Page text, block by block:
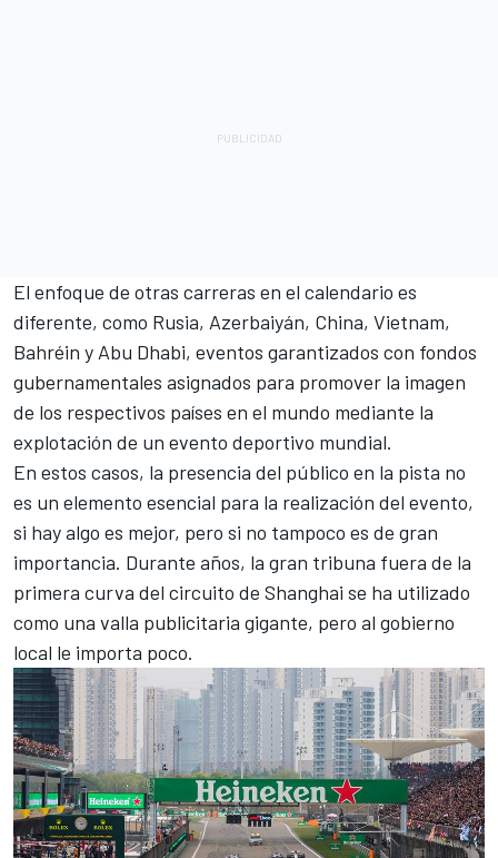
El enfoque de otras carreras en el calendario es
diferente, como Rusia, Azerbaiyán, China, Vietnam,
Bahréin y Abu Dhabi, eventos garantizados con fondos
gubernamentales asignados para promover la imagen
de los respectivos países en el mundo mediante la
explotación de un evento deportivo mundial.
En estos casos, la presencia del público en la pista no
es un elemento esencial para la realización del evento,
si hay algo es mejor, pero si no tampoco es de gran
importancia. Durante años, la gran tribuna fuera de la
primera curva del circuito de Shanghai se ha utilizado
como una valla publicitaria gigante, pero al gobierno
local le importa poco.